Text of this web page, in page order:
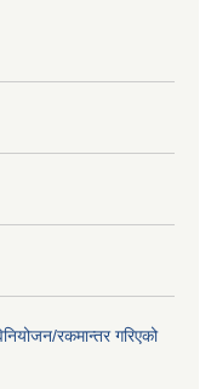
रकमान्तर गरिएको